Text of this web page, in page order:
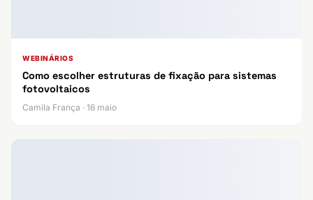
WEBINÁRIOS
Como escolher estruturas de fixação para sistemas
fotovoltaicos
Camila França · 16 maio